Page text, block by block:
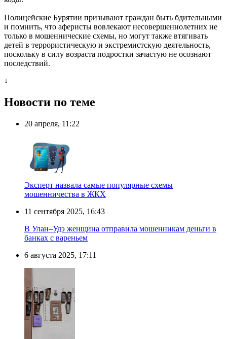
Полицейские Бурятии призывают граждан быть бдительными
и помнить, что аферисты вовлекают несовершеннолетних не
только в мошеннические схемы, но могут также втягивать
детей в террористическую и экстремистскую деятельность,
поскольку в силу возраста подростки зачастую не осознают
последствий.
↓
Новости по теме
20 апреля, 11:22
Эксперт назвала самые популярные схемы
мошенничества в ЖКХ
11 сентября 2025, 16:43
В Улан–Удэ женщина отправила мошенникам деньги в
банках с вареньем
6 августа 2025, 17:11